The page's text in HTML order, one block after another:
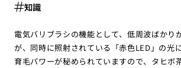
知識
電気バリブラシの機能として、低周波ばかり
が、同時に照射されている「赤色LED」の光
育毛パワーが秘められていますので、タヒボ